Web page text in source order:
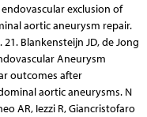
exclusion of
aortic aneurysm repair.
21. Blankensteijn JD, de Jong
Aneurysm
outcomes after
aortic aneurysms. N
AR, Iezzi R, Giancristofaro